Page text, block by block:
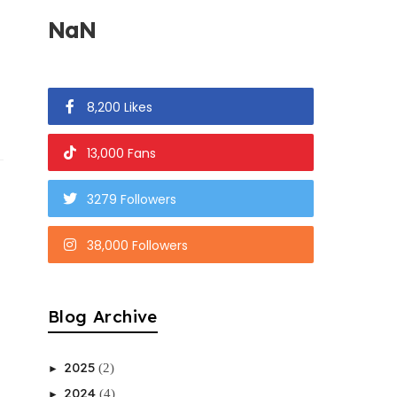
NaN
8,200 Likes
13,000 Fans
3279 Followers
38,000 Followers
Blog Archive
► 2025 (2)
► 2024 (4)